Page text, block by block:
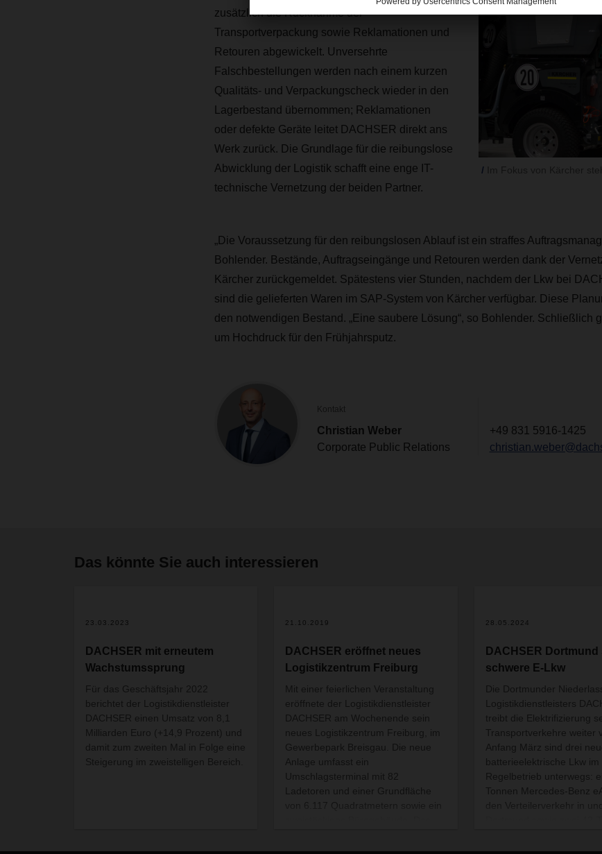
zusätzlich die Rücknahme der
Transportverpackung sowie Reklamationen und
Retouren abgewickelt. Unversehrte
Falschbestellungen werden nach einem kurzen
Qualitäts- und Verpackungscheck wieder in den
Lagerbestand übernommen; Reklamationen
oder defekte Geräte leitet DACHSER direkt ans
Werk zurück. Die Grundlage für die reibungslose
Abwicklung der Logistik schafft eine enge IT-
technische Vernetzung der beiden Partner.
„Die Voraussetzung für den reibungslosen Ablauf ist ein straffes
Bohlender. Bestände, Auftragseingänge und Retouren werden dank der
Kärcher zurückgemeldet. Spätestens vier Stunden, nachdem der Lkw bei
sind die gelieferten Waren im SAP-System von Kärcher verfügbar. Diese
den notwendigen Bestand. „Eine saubere Lösung“, so Bohlender. Schließlich
um Hochdruck für den Frühjahrsputz.
Kontakt
Christian Weber
Corporate Public Relations
+49 831 5916-1425
Das könnte Sie auch interessieren
23.03.2023
DACHSER mit erneutem
Wachstumssprung
Für das Geschäftsjahr 2022
berichtet der Logistikdienstleister
DACHSER einen Umsatz von 8,1
Milliarden Euro (+14,9 Prozent) und
damit zum zweiten Mal in Folge eine
Steigerung im zweistelligen Bereich.
21.10.2019
DACHSER eröffnet neues
Logistikzentrum Freiburg
Mit einer feierlichen Veranstaltung
eröffnete der Logistikdienstleister
DACHSER am Wochenende sein
neues Logistikzentrum Freiburg, im
Gewerbepark Breisgau. Die neue
Anlage umfasst ein
Umschlagsterminal mit 82
Ladetoren und einer Grundfläche
Millionen Euro in den Standort und
28.05.2024
DACHSER Dortmund
schwere E-Lkw
Die Dortmunder
Logistikdienstleisters
treibt die Elektrifizierung
Transportverkehre weiter
Anfang März sind drei
batterieelektrische Lkw im
Regelbetrieb unterwegs:
Tonnen Mercedes-Benz
Volvo, die tagsüber für